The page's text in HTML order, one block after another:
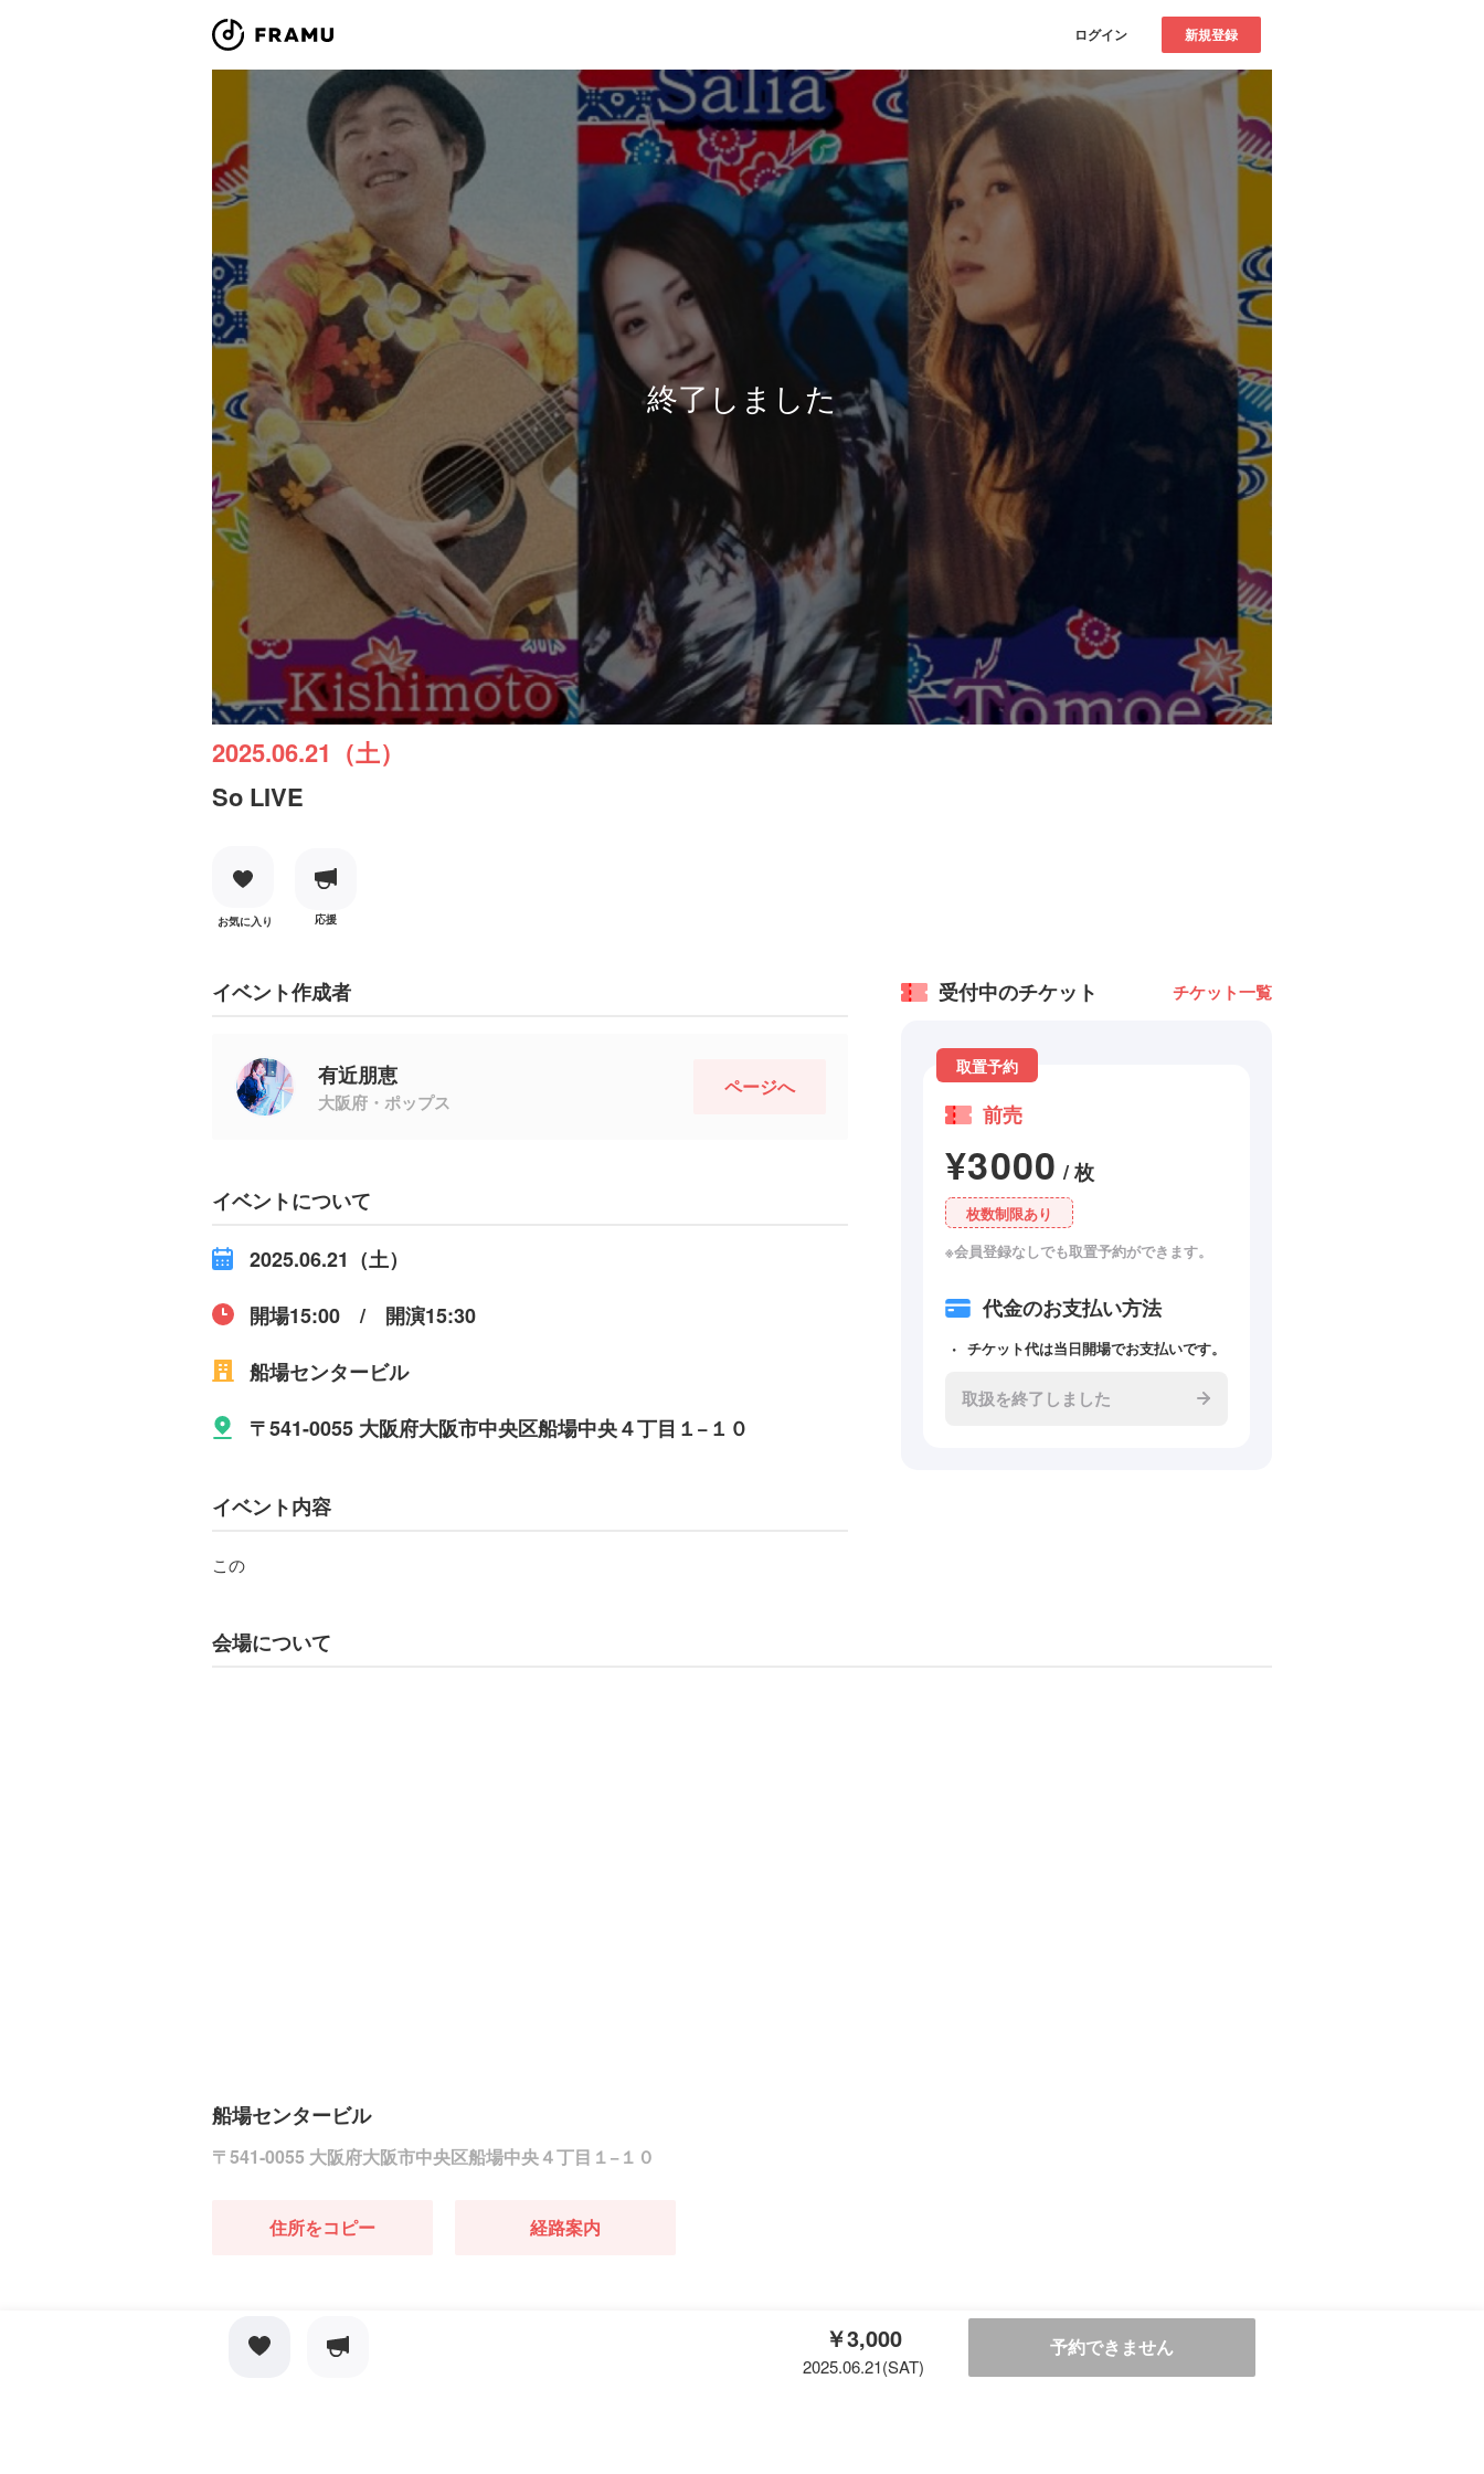
ログイン 新規登録
終了しました
2025.06.21（土）
So LIVE
お気に入り 応援
イベント作成者
有近朋恵
大阪府・ポップス
ページへ
イベントについて
2025.06.21（土）
開場15:00 / 開演15:30
船場センタービル
〒541-0055 大阪府大阪市中央区船場中央４丁目１−１０
イベント内容
この
受付中のチケット チケット一覧
取置予約
前売
¥3000 / 枚
枚数制限あり
※会員登録なしでも取置予約ができます。
代金のお支払い方法
チケット代は当日開場でお支払いです。
取扱を終了しました
会場について
船場センタービル
〒541-0055 大阪府大阪市中央区船場中央４丁目１−１０
住所をコピー 経路案内
￥3,000
2025.06.21(SAT)
予約できません